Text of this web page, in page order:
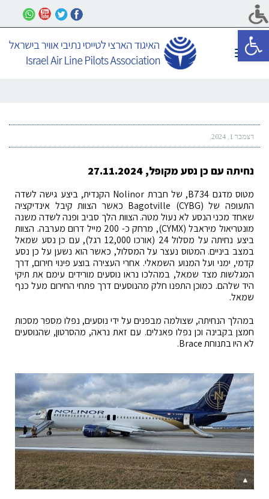
פתח סרגל נגישות
תפריט
דצמבר 1, 2024
נחיתה עם כן נסע מקופל, 27.11.2024
מטוס מדגם B734, של חברת Nolinor הקנדית, ביצע גישה לשדה
התעופה של Bagotville (CYBG) כאשר הצוות קיבל אינדיקציה
שאחד מכני הנסע לא נעול מטה. הצוות הלך סביב ופנה לשדה משנה
מונטריאול מיראבל (CYMX), מרחק כ- 200 מייל דרום מערבה. הצוות
ביצע נחיתה על מסלול 24 (אורכו 12,000 רגל), עם כן נסע שמאל
במצב ביניים. המטוס נעצר על המסלול, כאשר הוא נשען על כן נסע
קדמי, ימני ועל המנוע השמאלי. אחרי העצירה בוצע פינוי חירום, דרך
המגלשות מצד שמאל, במהלכו נראו נוסעים מורידים עימם את תיקי
היד שלהם. כמוכן התפנו חלק מהנוסעים דרך פתחי החירום מעל כנף
שמאל.
במהלך הנחיתה, שצולמה מבפנים על ידי נוסעים, נפלו מספר מסכות
חמצן בקבינה וכן נפלו פאנלים. עם זאת נראה, מהסרטון, שהנוסעים
לא היו בתנוחת Brace.